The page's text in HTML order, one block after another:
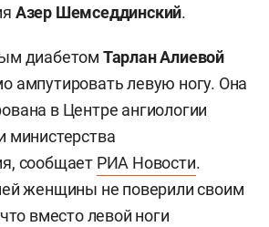
Азер Шемседдинский.
диабетом Тарлан Алиевой
ампутировать левую ногу. Она
в Центре ангиологии
министерства
сообщает РИА Новости.
женщины не поверили своим
вместо левой ноги